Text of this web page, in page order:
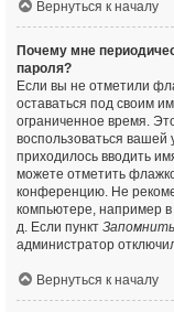
Вернуться к началу
Почему мне
пароля?
Если вы не отметили
оставаться под своим
ограниченное время.
воспользоваться вашей
приходилось вводить
можете отметить
конференцию. Не
компьютере, например в
д. Если пункт
администратор
Вернуться к началу